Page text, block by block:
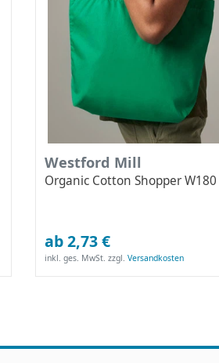
Westford Mill
Organic Cotton Shopper W180
ab 2,73 €
inkl. ges. MwSt. zzgl.Versandkosten